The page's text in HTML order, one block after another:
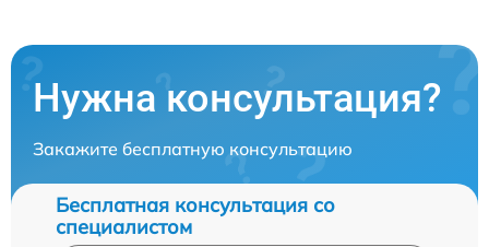
Нужна консультация?
Закажите бесплатную консультацию
Бесплатная консультация со
специалистом